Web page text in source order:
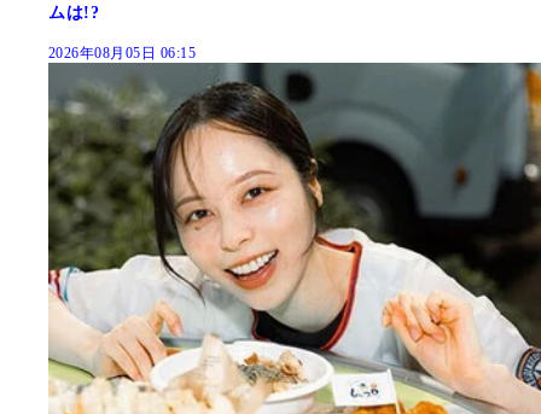
ムは!?
2026年08月05日 06:15